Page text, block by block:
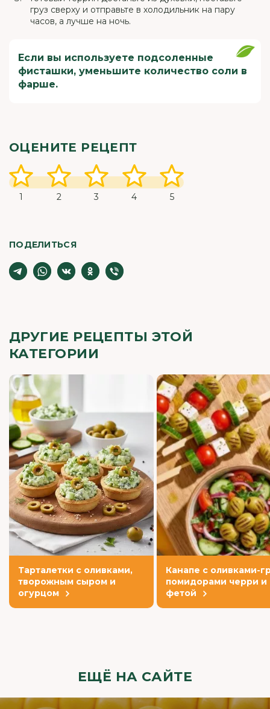
груз сверху и отправьте в холодильник на пару
часов, а лучше на ночь.
Если вы используете подсоленные
фисташки, уменьшите количество соли в
фарше.
ОЦЕНИТЕ РЕЦЕПТ
1 2 3 4 5
ПОДЕЛИТЬСЯ
ДРУГИЕ РЕЦЕПТЫ ЭТОЙ
КАТЕГОРИИ
Тарталетки с оливками,
творожным сыром и
огурцом
Канапе с оливками-
помидорами черри и
фетой
ЕЩЁ НА САЙТЕ